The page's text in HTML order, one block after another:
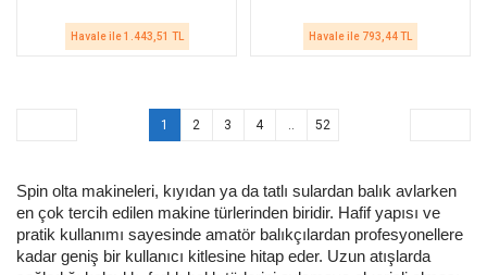
Havale ile 1.443,51 TL Havale ile 793,44 TL
1 2 3 4 .. 52
Spin olta makineleri, kıyıdan ya da tatlı sulardan balık avlarken
en çok tercih edilen makine türlerinden biridir. Hafif yapısı ve
pratik kullanımı sayesinde amatör balıkçılardan profesyonellere
kadar geniş bir kullanıcı kitlesine hitap eder. Uzun atışlarda